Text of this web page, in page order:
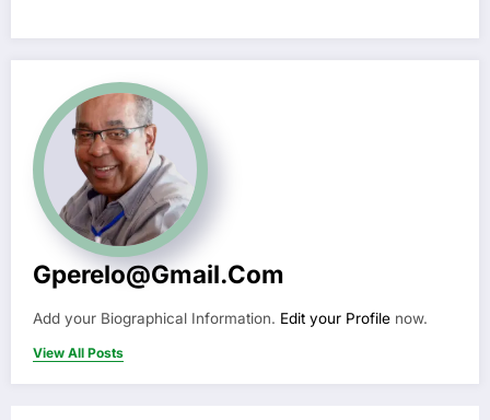
Gperelo@gmail.com
Add your Biographical Information. Edit your Profile now.
View All Posts